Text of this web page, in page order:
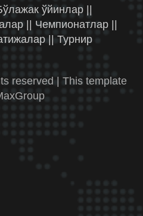
ўйинлар ||
|| Чемпионатлар ||
|| Турнир
reserved | This template